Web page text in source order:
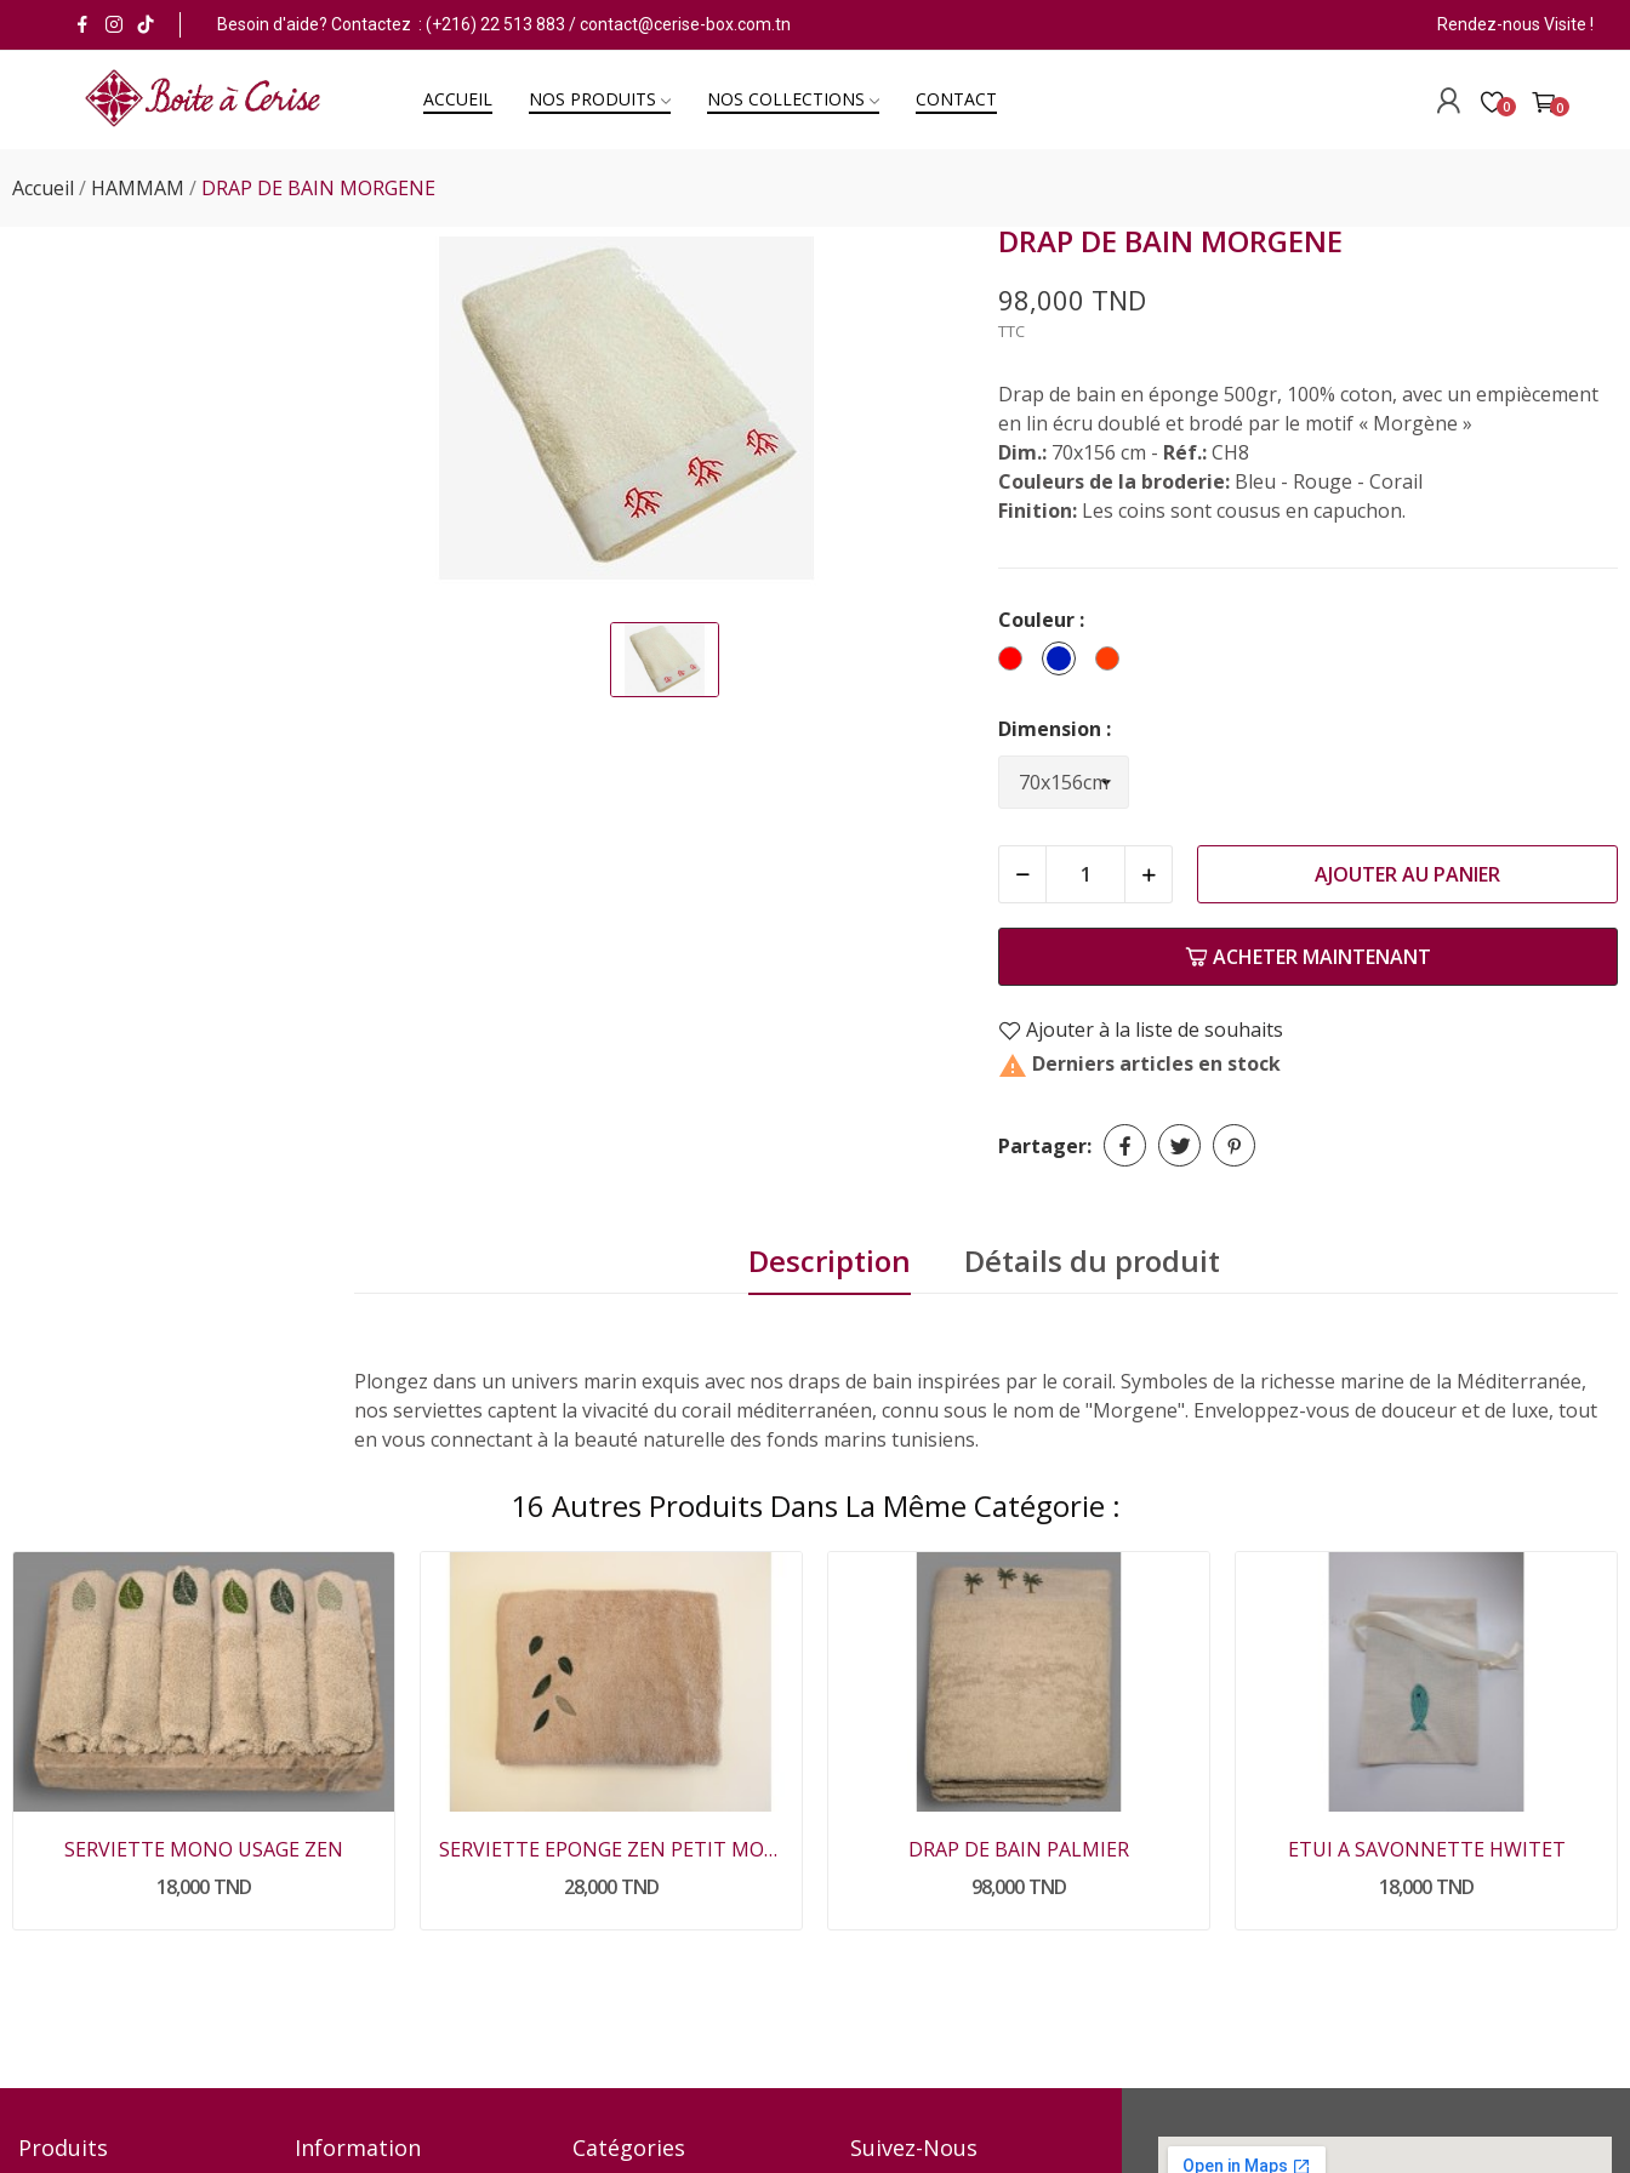
Besoin d'aide? Contactez :(+216) 22 513 883 /contact@cerise-box.com.tn Rendez-nous Visite !
ACCUEIL NOS PRODUITS NOS COLLECTIONS CONTACT 0 0
Accueil HAMMAM DRAP DE BAIN MORGENE
DRAP DE BAIN MORGENE
98,000 TND
TTC
Drap de bain en éponge 500gr, 100% coton, avec un empiècement
en lin écru doublé et brodé par le motif « Morgène »
Dim.: 70x156 cm - Réf.:CH8
Couleurs de la broderie: Bleu - Rouge - Corail
Finition: Les coins sont cousus en capuchon.
Couleur :
RougeBleu Corail
Dimension :
AJOUTER AU PANIER
ACHETER MAINTENANT
Ajouter à la liste de souhaits
 Derniers articles en stock
Partager:
Description Détails du produit
Plongez dans un univers marin exquis avec nos draps de bain inspirées par le corail. Symboles de la richesse marine de la Méditerranée,
nos serviettes captent la vivacité du corail méditerranéen, connu sous le nom de "Morgene". Enveloppez-vous de douceur et de luxe, tout
en vous connectant à la beauté naturelle des fonds marins tunisiens.
16 Autres Produits Dans La Même Catégorie :
SERVIETTE MONO USAGE ZEN
18,000 TND
SERVIETTE EPONGE ZEN PETIT MODELE
28,000 TND
DRAP DE BAIN PALMIER
98,000 TND
ETUI A SAVONNETTE HWITET
18,000 TND
Produits Information Catégories Suivez-Nous